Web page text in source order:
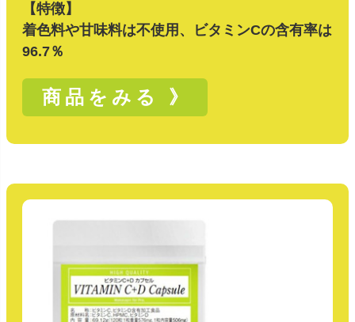
【特徴】
着色料や甘味料は不使用、ビタミンCの含有率は
96.7％
商品をみる 》